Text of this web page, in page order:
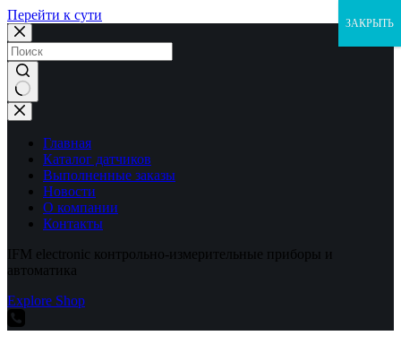
Перейти к сути
Ничего
не
найденоГлавная
Каталог датчиков
Выполненные заказы
Новости
О компании
Контакты
IFM electronic контрольно-измерительные приборы и
автоматика
Explore Shop
ЗАКРЫТЬ